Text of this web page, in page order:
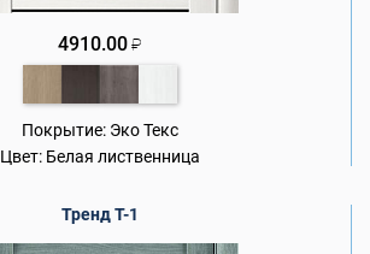
4910.00 ₽
Покрытие: Эко Текс
Цвет: Белая лиственница
Тренд Т-1